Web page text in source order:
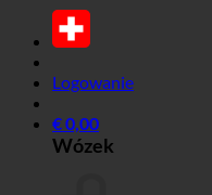
Logowanie
€0,00
Wózek